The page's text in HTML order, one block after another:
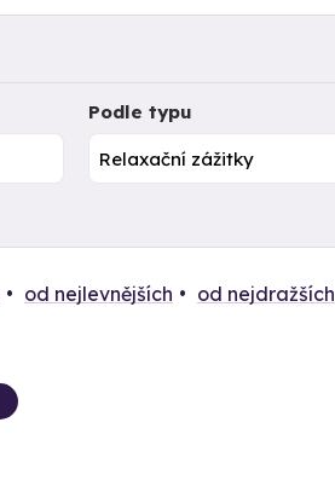
Podle typu
od nejlevnějších od nejdražších